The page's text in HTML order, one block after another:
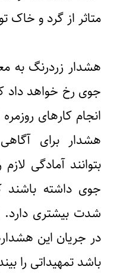
متاثر از گرد و خاک
هشدار زردرنگ به
جوی رخ خواهد
انجام کارهای
هشدار برای
بتوانند آمادگی
جوی داشته
شدت بیشتری دارد.
در جریان این
باشد تمهیداتی را